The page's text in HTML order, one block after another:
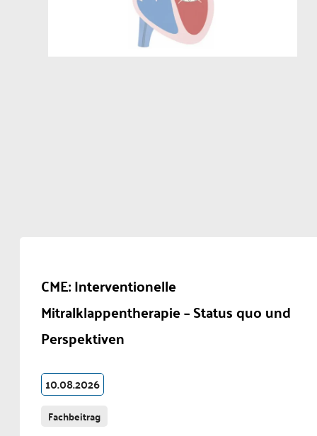
CME: Interventionelle
Mitralklappentherapie – Status quo und
Perspektiven
10.08.2026
Fachbeitrag